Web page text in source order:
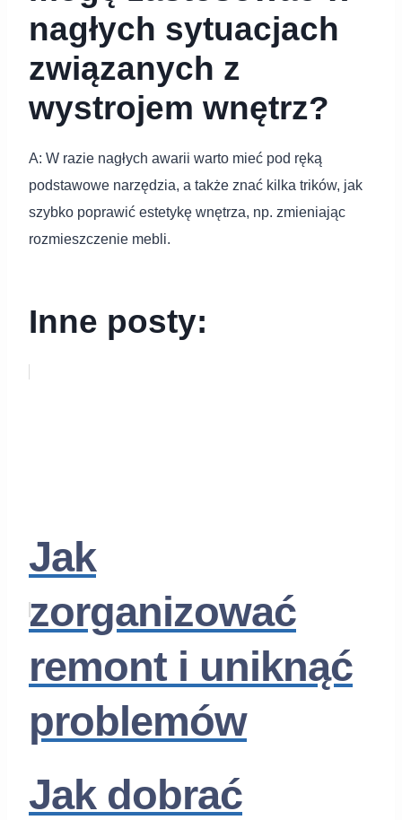
nagłych sytuacjach
związanych z
wystrojem wnętrz?
A: W razie nagłych awarii warto mieć pod ręką
podstawowe narzędzia, a także znać kilka trików, jak
szybko poprawić estetykę wnętrza, np. zmieniając
rozmieszczenie mebli.
Inne posty:
Jak
zorganizować
remont i uniknąć
problemów
Jak dobrać